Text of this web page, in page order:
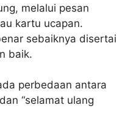
melalui pesan
kartu ucapan.
sebaiknya disertai
baik.
perbedaan antara
“selamat ulang